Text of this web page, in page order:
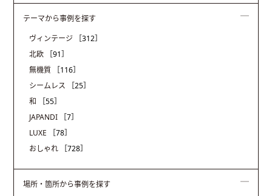
テーマから事例を探す
ヴィンテージ
［312］
北欧
［91］
無機質
［116］
シームレス
［25］
和
［55］
JAPANDI
［7］
LUXE
［78］
おしゃれ
［728］
場所・箇所から事例を探す